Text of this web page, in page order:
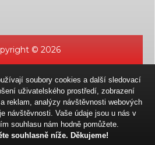
© 2026
soubory cookies a další sledovací
uživatelského prostředí, zobrazení
reklam, analýzy návštěvnosti webových
návštěvnosti. Vaše údaje jsou u nás v
souhlasu nám hodně pomůžete.
souhlasně níže. Děkujeme!